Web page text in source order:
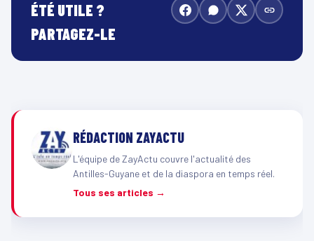
ÉTÉ UTILE ?
PARTAGEZ-LE
RÉDACTION ZAYACTU
L'équipe de ZayActu couvre l'actualité des
Antilles-Guyane et de la diaspora en temps réel.
Tous ses articles →